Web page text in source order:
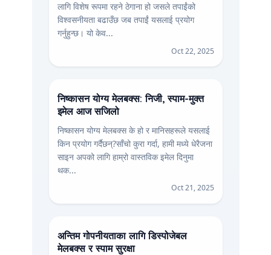
लागि विशेष रूपमा रहने ठेगाना हो जसले तपाईंको
विश्वसनीयता बढाउँछ जब तपाईं यसलाई प्रयोग
गर्नुहुन्छ। यो केव...
Oct 22, 2025
निष्कासन योग्य मेलबक्स: निजी, स्पाम-मुक्त
इमेल आज सजिलो
निष्कासन योग्य मेलबक्स के हो र मानिसहरूले यसलाई
किन प्रयोग गर्दैछन्?साँचो कुरा गर्दा, हामी मध्ये धेरैजना
साइन अपको लागि हाम्रो वास्तविक इमेल दिनुमा
थक...
Oct 21, 2025
अन्तिम गोपनीयताका लागि डिस्पोजेबल
मेलबक्स र स्पाम सुरक्षा